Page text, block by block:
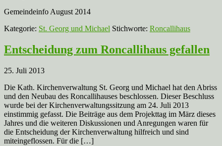
Gemeindeinfo August 2014
Kategorie: St. Georg und Michael Stichworte: Roncallihaus
Entscheidung zum Roncallihaus gefallen
25. Juli 2013
Die Kath. Kirchenverwaltung St. Georg und Michael hat den Abriss
und den Neubau des Roncallihauses beschlossen. Dieser Beschluss
wurde bei der Kirchenverwaltungssitzung am 24. Juli 2013
einstimmig gefasst. Die Beiträge aus dem Projekttag im März dieses
Jahres und die weiteren Diskussionen und Anregungen waren für
die Entscheidung der Kirchenverwaltung hilfreich und sind
miteingeflossen. Für die […]